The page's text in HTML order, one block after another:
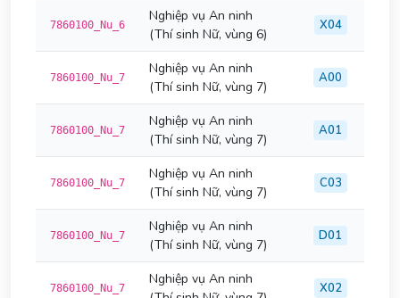
7860100_Nu_6
Nghiệp vụ An ninh
(Thí sinh Nữ, vùng 6)
X04
7860100_Nu_7
Nghiệp vụ An ninh
(Thí sinh Nữ, vùng 7)
A00
7860100_Nu_7
Nghiệp vụ An ninh
(Thí sinh Nữ, vùng 7)
A01
7860100_Nu_7
Nghiệp vụ An ninh
(Thí sinh Nữ, vùng 7)
C03
7860100_Nu_7
Nghiệp vụ An ninh
(Thí sinh Nữ, vùng 7)
D01
7860100_Nu_7
Nghiệp vụ An ninh
X02